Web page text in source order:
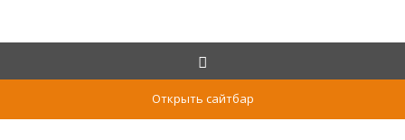
Открыть сайтбар